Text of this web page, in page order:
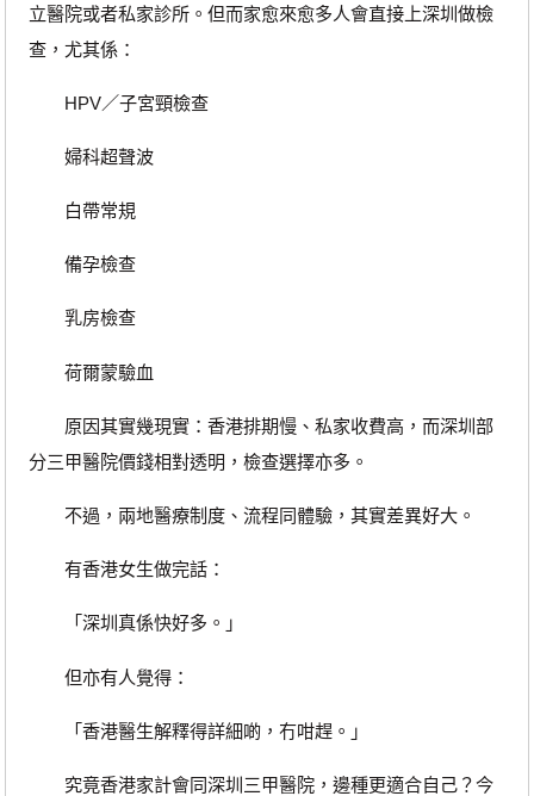
立醫院或者私家診所。但而家愈來愈多人會直接上深圳做檢
查，尤其係：
HPV／子宮頸檢查
婦科超聲波
白帶常規
備孕檢查
乳房檢查
荷爾蒙驗血
原因其實幾現實：香港排期慢、私家收費高，而深圳部
分三甲醫院價錢相對透明，檢查選擇亦多。
不過，兩地醫療制度、流程同體驗，其實差異好大。
有香港女生做完話：
「深圳真係快好多。」
但亦有人覺得：
「香港醫生解釋得詳細啲，冇咁趕。」
究竟香港家計會同深圳三甲醫院，邊種更適合自己？今